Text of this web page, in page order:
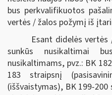
bus perkvalifikuotos
vertės / žalos požymį iš
Esant didelės
sunkūs nusikaltimai
nusikaltimams, pvz.: BK
183 straipsnį
(iššvaistymas), BK 199-